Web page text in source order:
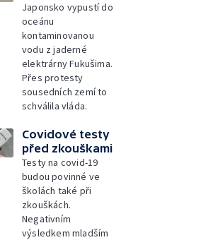
Japonsko vypustí do
oceánu
kontaminovanou
vodu z jaderné
elektrárny Fukušima.
Přes protesty
sousedních zemí to
schválila vláda.
Covidové testy
před zkouškami
Testy na covid-19
budou povinné ve
školách také při
zkouškách.
Negativním
výsledkem mladším